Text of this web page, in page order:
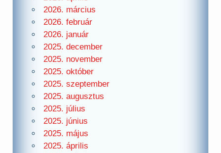
2026. március
2026. február
2026. január
2025. december
2025. november
2025. október
2025. szeptember
2025. augusztus
2025. július
2025. június
2025. május
2025. április